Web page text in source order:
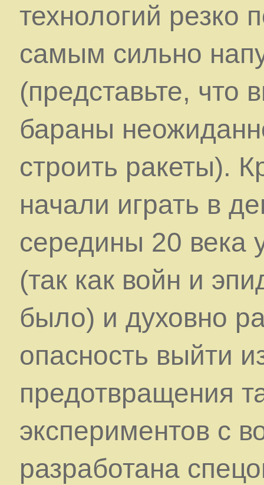
технологий резко
самым сильно
(представьте, что
бараны
строить ракеты).
начали играть в
середины 20 века
(так как войн и
было) и духовно
опасность выйти
предотвращения
экспериментов с
разработана